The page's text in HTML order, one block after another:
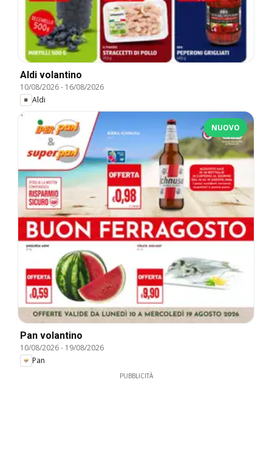
Aldi volantino
10/08/2026- 16/08/2026
Aldi
NUOVO
Pan volantino
10/08/2026- 19/08/2026
Pan
PUBBLICITÀ